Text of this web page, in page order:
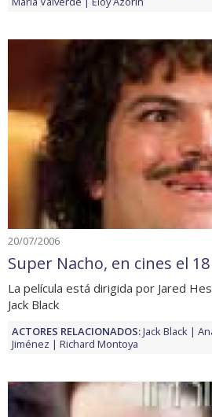
20/07/2006
Super Nacho, en cines el
La película está dirigida por Jared
Jack Black
ACTORES RELACIONADOS:Jack Black
Jiménez
Richard Montoya